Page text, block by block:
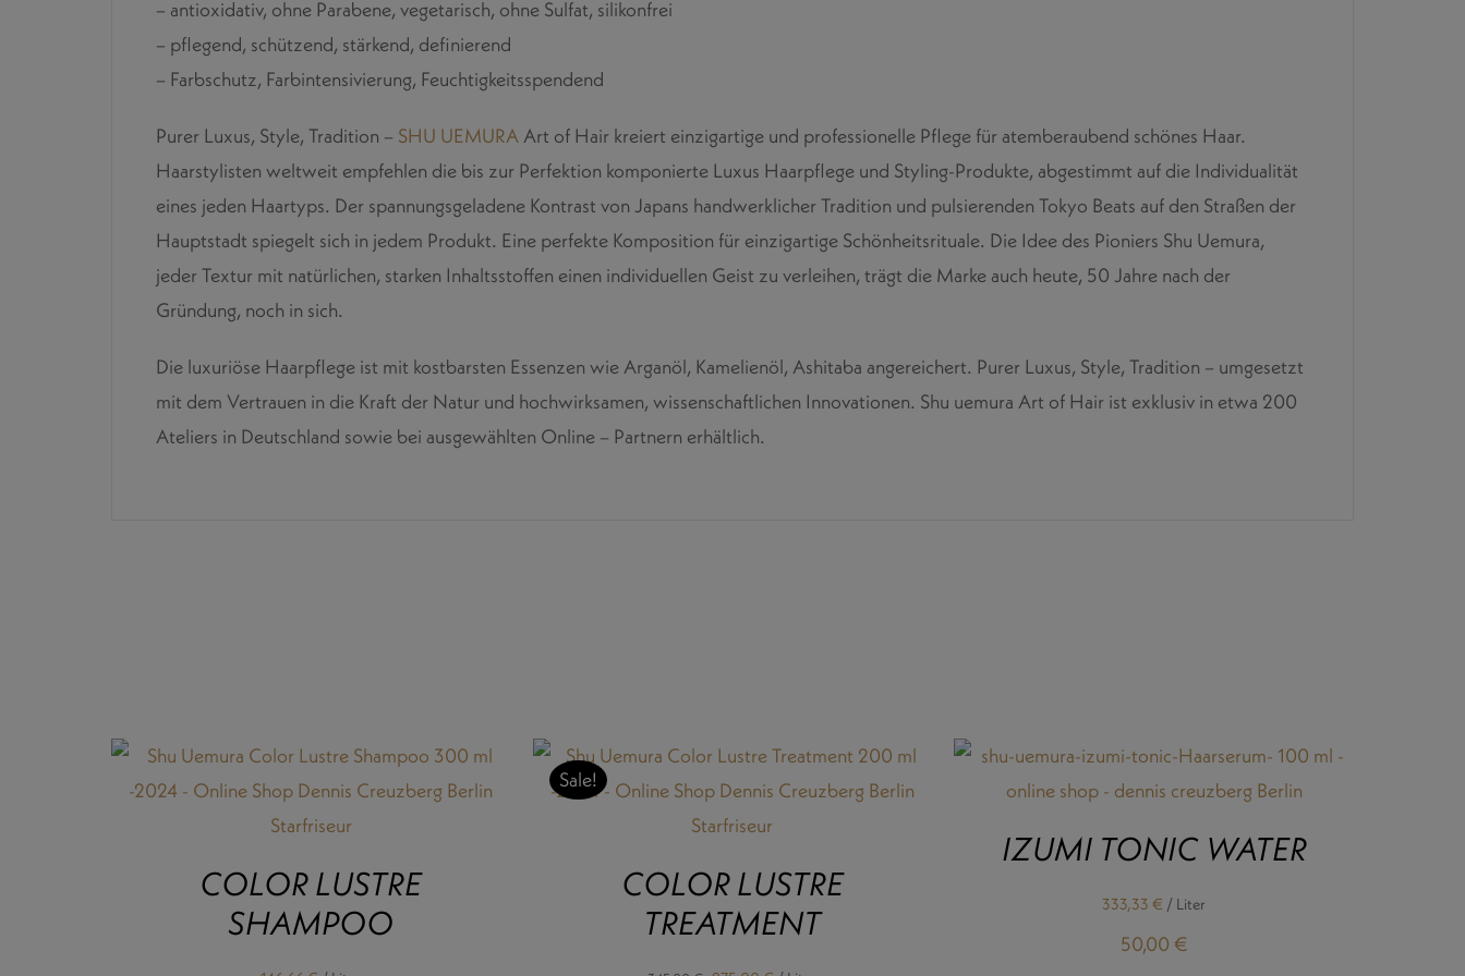
– antioxidativ, ohne Parabene, vegetarisch, ohne Sulfat, silikonfrei
– pflegend, schützend, stärkend, definierend
– Farbschutz, Farbintensivierung, Feuchtigkeitsspendend
Purer Luxus, Style, Tradition – SHU UEMURAArt of Hair kreiert einzigartige und professionelle Pflege für atemberaubend schönes Haar.
Haarstylisten weltweit empfehlen die bis zur Perfektion komponierte Luxus Haarpflege und Styling-Produkte, abgestimmt auf die Individualität
eines jeden Haartyps. Der spannungsgeladene Kontrast von Japans handwerklicher Tradition und pulsierenden Tokyo Beats auf den Straßen der
Hauptstadt spiegelt sich in jedem Produkt. Eine perfekte Komposition für einzigartige Schönheitsrituale. Die Idee des Pioniers Shu Uemura,
jeder Textur mit natürlichen, starken Inhaltsstoffen einen individuellen Geist zu verleihen, trägt die Marke auch heute, 50 Jahre nach der
Gründung, noch in sich.
Die luxuriöse Haarpflege ist mit kostbarsten Essenzen wie Arganöl, Kamelienöl, Ashitaba angereichert. Purer Luxus, Style, Tradition – umgesetzt
mit dem Vertrauen in die Kraft der Natur und hochwirksamen, wissenschaftlichen Innovationen. Shu uemura Art of Hair ist exklusiv in etwa 200
Ateliers in Deutschland sowie bei ausgewählten Online – Partnern erhältlich.
COLOR LUSTRE
SHAMPOO
Sale!
COLOR LUSTRE
TREATMENT
IZUMI TONIC WATER
333,33€ / Liter
50,00 €